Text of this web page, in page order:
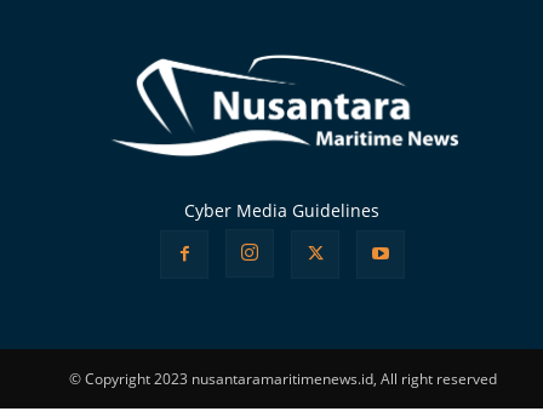
Cyber Media Guidelines
© Copyright 2023 nusantaramaritimenews.id, All right reserved